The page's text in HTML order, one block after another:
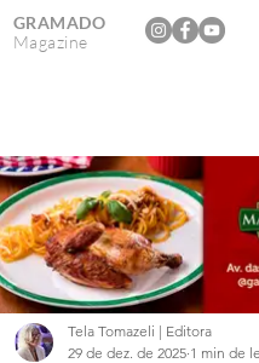
GRAMADO
Magazine
Tela Tomazeli | Editora
29 de dez. de 2025 1 min de